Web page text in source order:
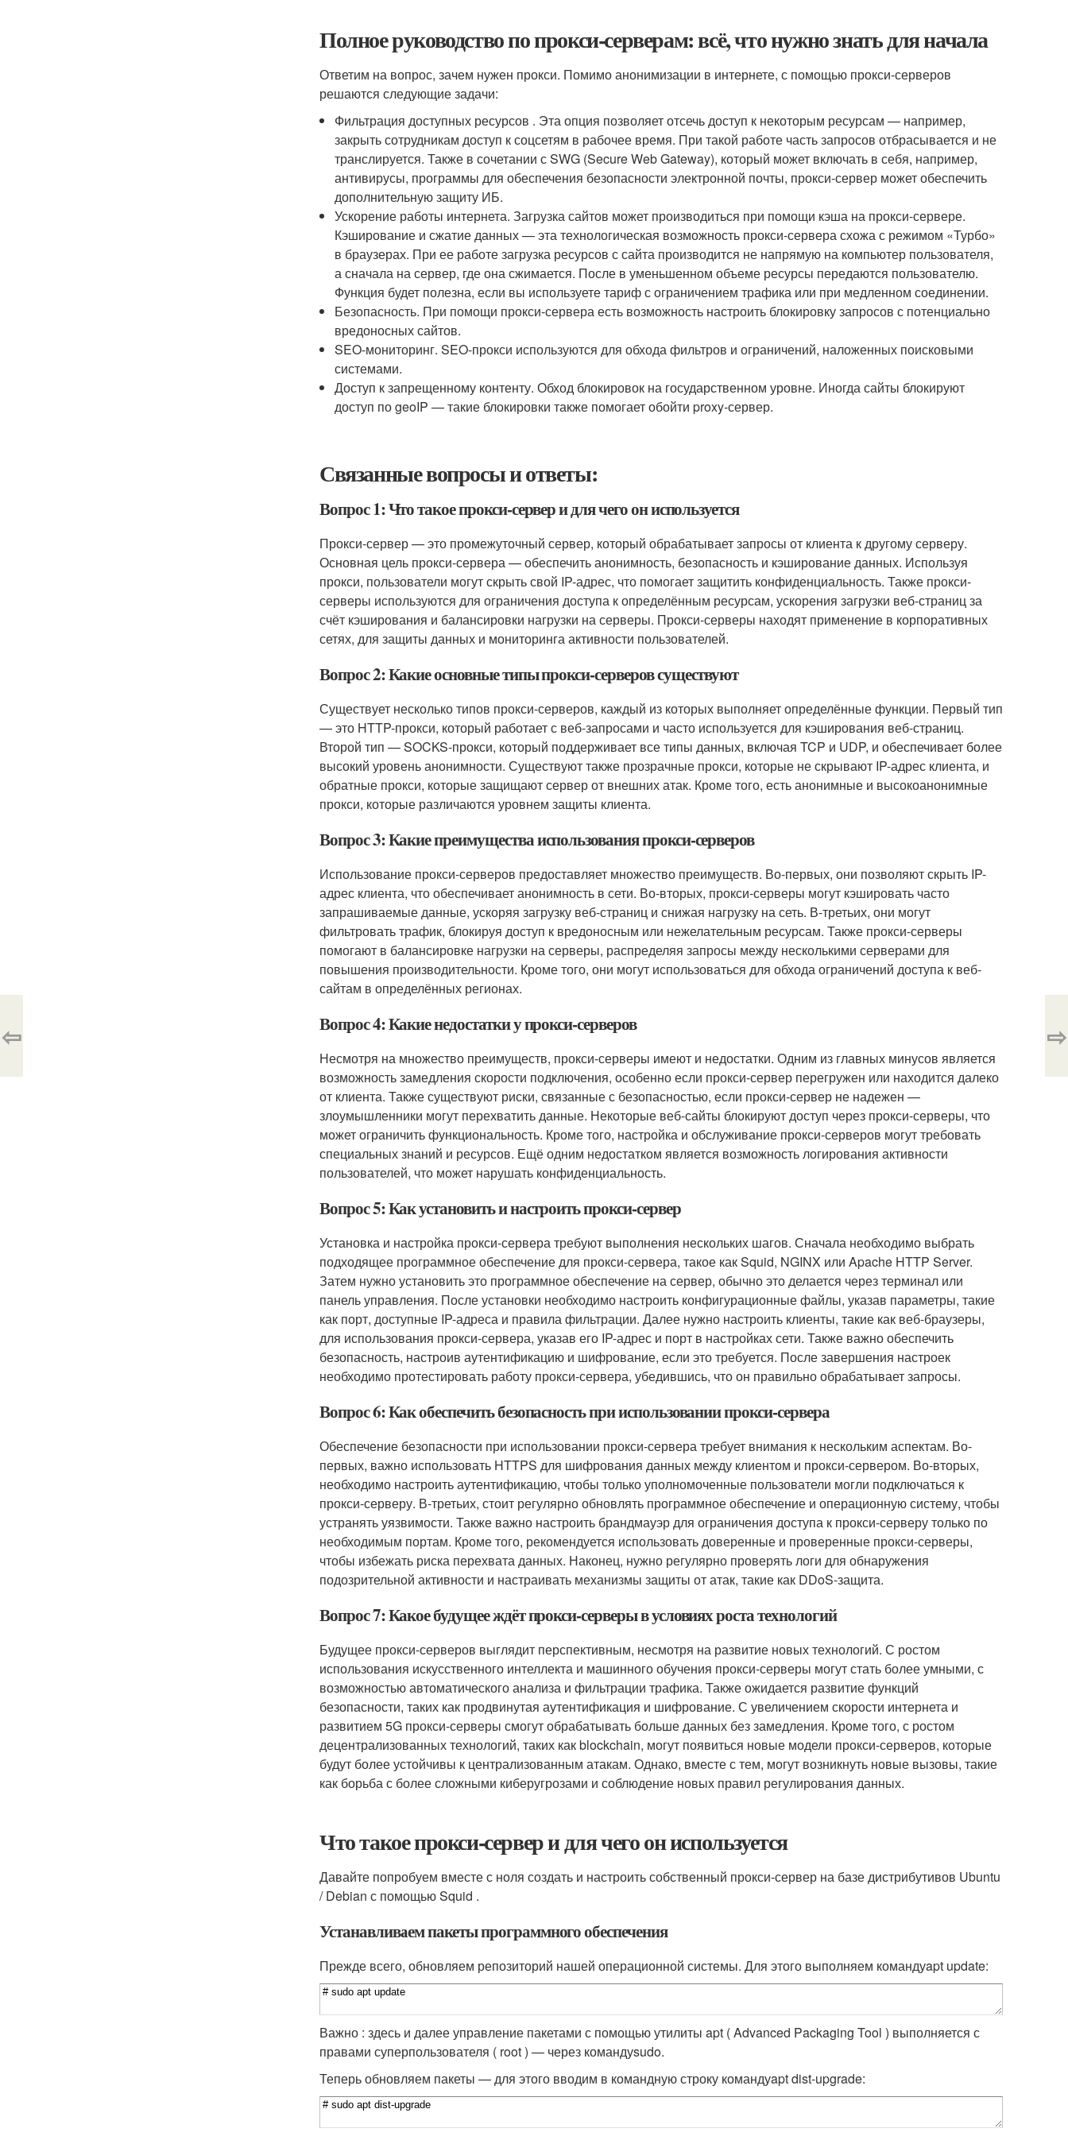
Полное руководство по прокси-серверам: всё, что нужно знать для начала
Ответим на вопрос, зачем нужен прокси. Помимо анонимизации в интернете, с помощью прокси-серверов
решаются следующие задачи:
Фильтрация доступных ресурсов . Эта опция позволяет отсечь доступ к некоторым ресурсам — например,
закрыть сотрудникам доступ к соцсетям в рабочее время. При такой работе часть запросов отбрасывается и не
транслируется. Также в сочетании с SWG (Secure Web Gateway), который может включать в себя, например,
антивирусы, программы для обеспечения безопасности электронной почты, прокси-сервер может обеспечить
дополнительную защиту ИБ.
Ускорение работы интернета. Загрузка сайтов может производиться при помощи кэша на прокси-сервере.
Кэширование и сжатие данных — эта технологическая возможность прокси-сервера схожа с режимом «Турбо»
в браузерах. При ее работе загрузка ресурсов с сайта производится не напрямую на компьютер пользователя,
а сначала на сервер, где она сжимается. После в уменьшенном объеме ресурсы передаются пользователю.
Функция будет полезна, если вы используете тариф с ограничением трафика или при медленном соединении.
Безопасность. При помощи прокси-сервера есть возможность настроить блокировку запросов с потенциально
вредоносных сайтов.
SEO-мониторинг. SEO-прокси используются для обхода фильтров и ограничений, наложенных поисковыми
системами.
Доступ к запрещенному контенту. Обход блокировок на государственном уровне. Иногда сайты блокируют
доступ по geoIP — такие блокировки также помогает обойти proxy-сервер.
Связанные вопросы и ответы:
Вопрос 1: Что такое прокси-сервер и для чего он используется
Прокси-сервер — это промежуточный сервер, который обрабатывает запросы от клиента к другому серверу.
Основная цель прокси-сервера — обеспечить анонимность, безопасность и кэширование данных. Используя
прокси, пользователи могут скрыть свой IP-адрес, что помогает защитить конфиденциальность. Также прокси-
серверы используются для ограничения доступа к определённым ресурсам, ускорения загрузки веб-страниц за
счёт кэширования и балансировки нагрузки на серверы. Прокси-серверы находят применение в корпоративных
сетях, для защиты данных и мониторинга активности пользователей.
Вопрос 2: Какие основные типы прокси-серверов существуют
Существует несколько типов прокси-серверов, каждый из которых выполняет определённые функции. Первый тип
— это HTTP-прокси, который работает с веб-запросами и часто используется для кэширования веб-страниц.
Второй тип — SOCKS-прокси, который поддерживает все типы данных, включая TCP и UDP, и обеспечивает более
высокий уровень анонимности. Существуют также прозрачные прокси, которые не скрывают IP-адрес клиента, и
обратные прокси, которые защищают сервер от внешних атак. Кроме того, есть анонимные и высокоанонимные
прокси, которые различаются уровнем защиты клиента.
Вопрос 3: Какие преимущества использования прокси-серверов
Использование прокси-серверов предоставляет множество преимуществ. Во-первых, они позволяют скрыть IP-
адрес клиента, что обеспечивает анонимность в сети. Во-вторых, прокси-серверы могут кэшировать часто
запрашиваемые данные, ускоряя загрузку веб-страниц и снижая нагрузку на сеть. В-третьих, они могут
фильтровать трафик, блокируя доступ к вредоносным или нежелательным ресурсам. Также прокси-серверы
помогают в балансировке нагрузки на серверы, распределяя запросы между несколькими серверами для
повышения производительности. Кроме того, они могут использоваться для обхода ограничений доступа к веб-
сайтам в определённых регионах.
Вопрос 4: Какие недостатки у прокси-серверов
Несмотря на множество преимуществ, прокси-серверы имеют и недостатки. Одним из главных минусов является
возможность замедления скорости подключения, особенно если прокси-сервер перегружен или находится далеко
от клиента. Также существуют риски, связанные с безопасностью, если прокси-сервер не надежен —
злоумышленники могут перехватить данные. Некоторые веб-сайты блокируют доступ через прокси-серверы, что
может ограничить функциональность. Кроме того, настройка и обслуживание прокси-серверов могут требовать
специальных знаний и ресурсов. Ещё одним недостатком является возможность логирования активности
пользователей, что может нарушать конфиденциальность.
Вопрос 5: Как установить и настроить прокси-сервер
Установка и настройка прокси-сервера требуют выполнения нескольких шагов. Сначала необходимо выбрать
подходящее программное обеспечение для прокси-сервера, такое как Squid, NGINX или Apache HTTP Server.
Затем нужно установить это программное обеспечение на сервер, обычно это делается через терминал или
панель управления. После установки необходимо настроить конфигурационные файлы, указав параметры, такие
как порт, доступные IP-адреса и правила фильтрации. Далее нужно настроить клиенты, такие как веб-браузеры,
для использования прокси-сервера, указав его IP-адрес и порт в настройках сети. Также важно обеспечить
безопасность, настроив аутентификацию и шифрование, если это требуется. После завершения настроек
необходимо протестировать работу прокси-сервера, убедившись, что он правильно обрабатывает запросы.
Вопрос 6: Как обеспечить безопасность при использовании прокси-сервера
Обеспечение безопасности при использовании прокси-сервера требует внимания к нескольким аспектам. Во-
первых, важно использовать HTTPS для шифрования данных между клиентом и прокси-сервером. Во-вторых,
необходимо настроить аутентификацию, чтобы только уполномоченные пользователи могли подключаться к
прокси-серверу. В-третьих, стоит регулярно обновлять программное обеспечение и операционную систему, чтобы
устранять уязвимости. Также важно настроить брандмауэр для ограничения доступа к прокси-серверу только по
необходимым портам. Кроме того, рекомендуется использовать доверенные и проверенные прокси-серверы,
чтобы избежать риска перехвата данных. Наконец, нужно регулярно проверять логи для обнаружения
подозрительной активности и настраивать механизмы защиты от атак, такие как DDoS-защита.
Вопрос 7: Какое будущее ждёт прокси-серверы в условиях роста технологий
Будущее прокси-серверов выглядит перспективным, несмотря на развитие новых технологий. С ростом
использования искусственного интеллекта и машинного обучения прокси-серверы могут стать более умными, с
возможностью автоматического анализа и фильтрации трафика. Также ожидается развитие функций
безопасности, таких как продвинутая аутентификация и шифрование. С увеличением скорости интернета и
развитием 5G прокси-серверы смогут обрабатывать больше данных без замедления. Кроме того, с ростом
децентрализованных технологий, таких как blockchain, могут появиться новые модели прокси-серверов, которые
будут более устойчивы к централизованным атакам. Однако, вместе с тем, могут возникнуть новые вызовы, такие
как борьба с более сложными киберугрозами и соблюдение новых правил регулирования данных.
Что такое прокси-сервер и для чего он используется
Давайте попробуем вместе с ноля создать и настроить собственный прокси-сервер на базе дистрибутивов Ubuntu
/ Debian с помощью Squid .
Устанавливаем пакеты программного обеспечения
Прежде всего, обновляем репозиторий нашей операционной системы. Для этого выполняем командуapt update:
Важно : здесь и далее управление пакетами с помощью утилиты apt ( Advanced Packaging Tool ) выполняется с
правами суперпользователя ( root ) — через командуsudo.
Теперь обновляем пакеты — для этого вводим в командную строку командуapt dist-upgrade:
⇦ ⇨